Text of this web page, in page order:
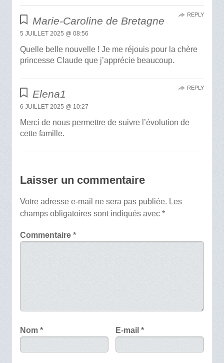
Marie-Caroline de Bretagne
5 JUILLET 2025 @ 08:56
Quelle belle nouvelle ! Je me réjouis pour la chère
princesse Claude que j’apprécie beaucoup.
REPLY
Elena1
6 JUILLET 2025 @ 10:27
Merci de nous permettre de suivre l’évolution de
cette famille.
REPLY
Laisser un commentaire
Votre adresse e-mail ne sera pas publiée. Les
champs obligatoires sont indiqués avec *
Commentaire *
Nom * E-mail*